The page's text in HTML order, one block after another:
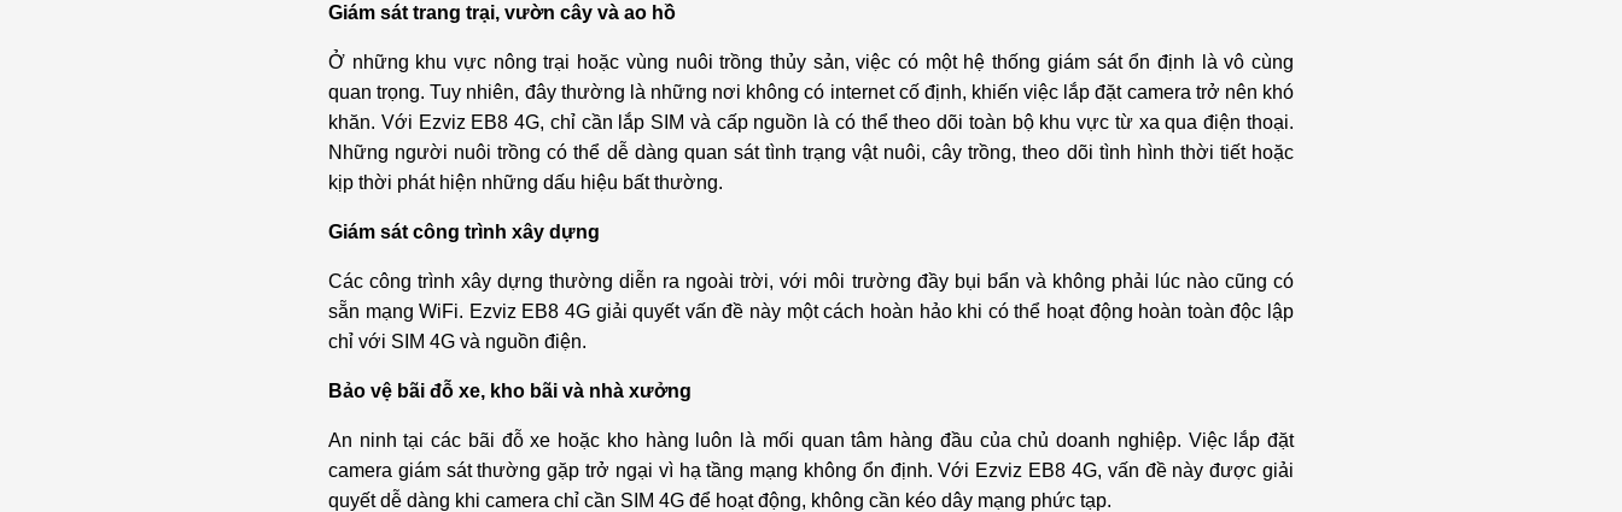
Giám sát trang trại, vườn cây và ao hồ
Ở những khu vực nông trại hoặc vùng nuôi trồng thủy sản, việc có một hệ thống giám sát ổn định là vô cùng
quan trọng. Tuy nhiên, đây thường là những nơi không có internet cố định, khiến việc lắp đặt camera trở nên khó
khăn. Với Ezviz EB8 4G, chỉ cần lắp SIM và cấp nguồn là có thể theo dõi toàn bộ khu vực từ xa qua điện thoại.
Những người nuôi trồng có thể dễ dàng quan sát tình trạng vật nuôi, cây trồng, theo dõi tình hình thời tiết hoặc
kịp thời phát hiện những dấu hiệu bất thường.
Giám sát công trình xây dựng
Các công trình xây dựng thường diễn ra ngoài trời, với môi trường đầy bụi bẩn và không phải lúc nào cũng có
sẵn mạng WiFi. Ezviz EB8 4G giải quyết vấn đề này một cách hoàn hảo khi có thể hoạt động hoàn toàn độc lập
chỉ với SIM 4G và nguồn điện.
Bảo vệ bãi đỗ xe, kho bãi và nhà xưởng
An ninh tại các bãi đỗ xe hoặc kho hàng luôn là mối quan tâm hàng đầu của chủ doanh nghiệp. Việc lắp đặt
camera giám sát thường gặp trở ngại vì hạ tầng mạng không ổn định. Với Ezviz EB8 4G, vấn đề này được giải
quyết dễ dàng khi camera chỉ cần SIM 4G để hoạt động, không cần kéo dây mạng phức tạp.